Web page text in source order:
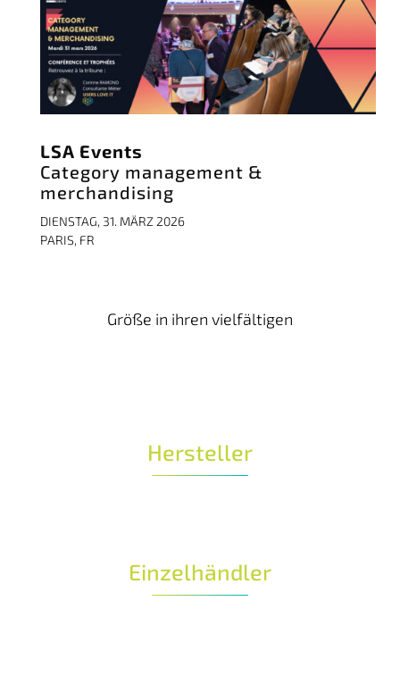
LSA Events
Category management &
merchandising
DIENSTAG, 31. MÄRZ 2026
PARIS, FR
Größe in ihren vielfältigen
Hersteller
Einzelhändler